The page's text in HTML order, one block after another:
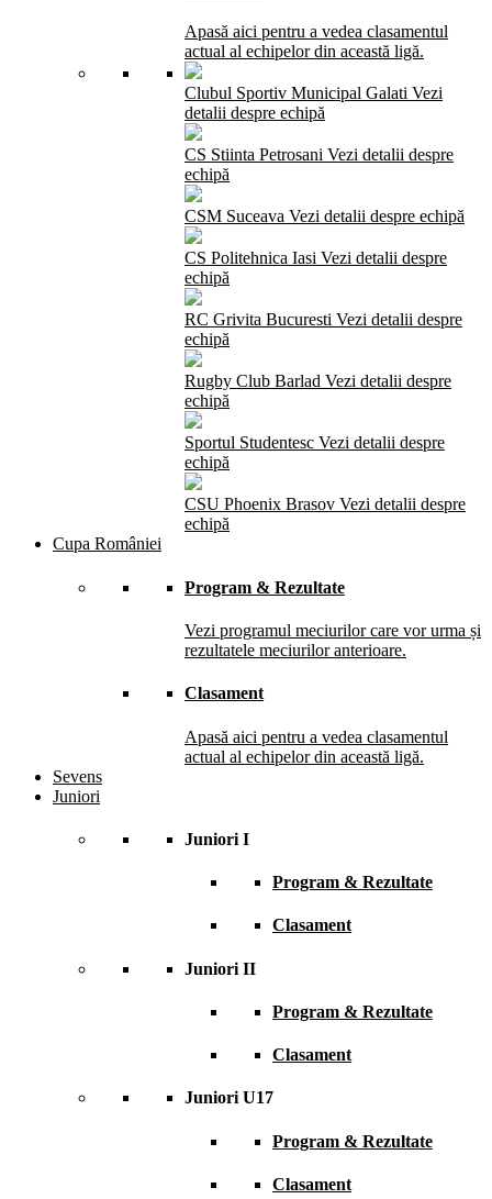
Apasă aici pentru a vedea clasamentul
actual al echipelor din această ligă.
Clubul Sportiv Municipal Galati Vezi
detalii despre echipă
CS Stiinta Petrosani Vezi detalii despre
echipă
CSM Suceava Vezi detalii despre echipă
CS Politehnica Iasi Vezi detalii despre
echipă
RC Grivita Bucuresti Vezi detalii despre
echipă
Rugby Club Barlad Vezi detalii despre
echipă
Sportul Studentesc Vezi detalii despre
echipă
CSU Phoenix Brasov Vezi detalii despre
echipă
Cupa României
Program & Rezultate
Vezi programul meciurilor care vor urma și
rezultatele meciurilor anterioare.
Clasament
Apasă aici pentru a vedea clasamentul
actual al echipelor din această ligă.
Sevens
Juniori
Juniori I
Program & Rezultate
Clasament
Juniori II
Program & Rezultate
Clasament
Juniori U17
Program & Rezultate
Clasament